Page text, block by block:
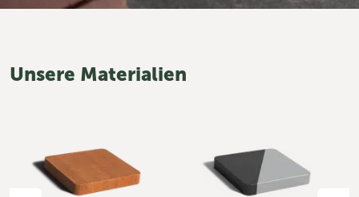
Unsere Materialien